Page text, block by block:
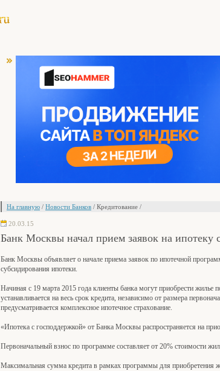
На главную / Новости Банков / Кредитование /
20.03.15
Банк Москвы начал прием заявок на ипотеку
Банк Москвы объявляет о начале приема заявок по ипотечной
субсидирования ипотеки.
Начиная с 19 марта 2015 года клиенты банка могут приобрести жилье
устанавливается на весь срок кредита, независимо от размера
предусматривается комплексное ипотечное страхование.
«Ипотека с господдержкой» от Банка Москвы распространяется на
Первоначальный взнос по программе составляет от 20% стоимости
Максимальная сумма кредита в рамках программы для приобретения